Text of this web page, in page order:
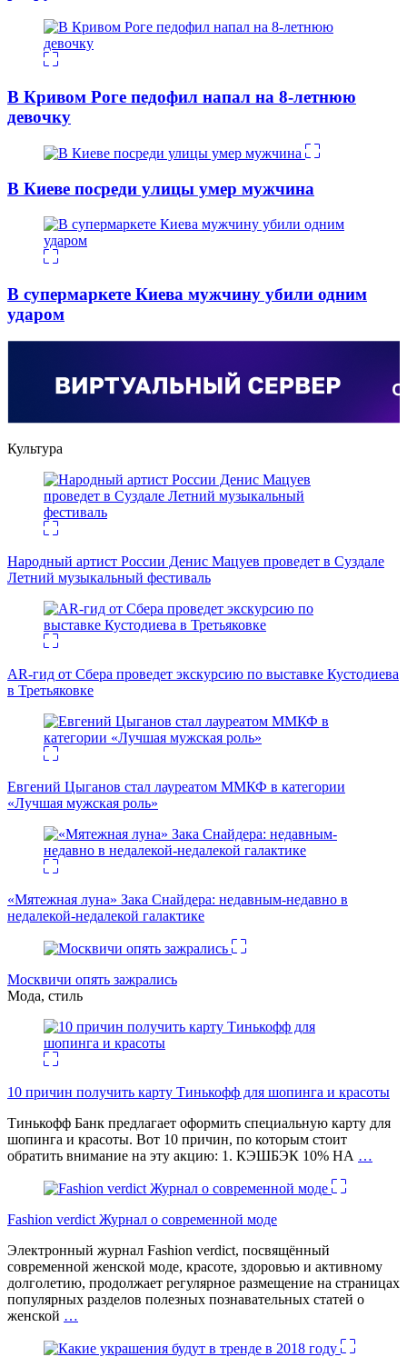
В Кривом Роге педофил напал на 8-летнюю
девочку
В Киеве посреди улицы умер мужчина
В супермаркете Киева мужчину убили одним
ударом
Культура
Народный артист России Денис Мацуев проведет в Суздале
Летний музыкальный фестиваль
AR-гид от Сбера проведет экскурсию по выставке Кустодиева
в Третьяковке
Евгений Цыганов стал лауреатом ММКФ в категории
«Лучшая мужская роль»
«Мятежная луна» Зака Снайдера: недавным-недавно в
недалекой-недалекой галактике
Москвичи опять зажрались
Мода, стиль
10 причин получить карту Тинькофф для шопинга и красоты
Тинькофф Банк предлагает оформить специальную карту для
шопинга и красоты. Вот 10 причин, по которым стоит
обратить внимание на эту акцию: 1. КЭШБЭК 10% НА …
Fashion verdict Журнал о современной моде
Электронный журнал Fashion verdict, посвящённый
современной женской моде, красоте, здоровью и активному
долголетию, продолжает регулярное размещение на страницах
популярных разделов полезных познавательных статей о
женской …